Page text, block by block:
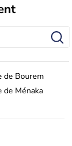
de Bourem
de Ménaka